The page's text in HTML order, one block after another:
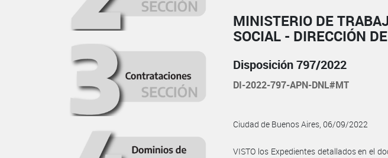
MINISTERIO DE
SOCIAL - DIRECCIÓN
Disposición 797/2022
DI-2022-797-APN-DNL#MT
Ciudad de Buenos Aires, 06/09/2022
VISTO los Expedientes detallados en el